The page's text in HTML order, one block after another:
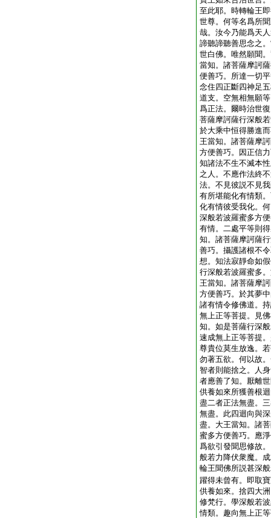
至此耶。時轉輪王
世尊。何等名爲所
哉。汝今乃能爲天
諦聽諦聽善思念之
世白佛。唯然願聞
當知。諸菩薩摩訶
便善巧。所達一切
念住四正斷四神足
道支。空無相無願
爲正法。爾時治世
菩薩摩訶薩行深般
於大乘中恒得勝進
王當知。諸菩薩摩
方便善巧。因正信
知諸法不生不滅本
之人。不應作法終
法。不見彼説不見
有所堪能化有情類
化有情彼受我化。
深般若波羅蜜多方
有情。二處平等則
知。諸菩薩摩訶薩
善巧。攝護諸根不
想。知法寂靜命如
行深般若波羅蜜多
王當知。諸菩薩摩
方便善巧。於其夢
諸有情令修佛道。
無上正等菩提。見
知。如是菩薩行深
速成無上正等菩提
尊貴位莫生放逸。
勿著五欲。何以故
智者則能捨之。人
者應善了知。厭離
供養如來所獲善根
盡二者正法無盡。
無盡。此四迴向與
盡。大王當知。諸
蜜多方便善巧。應
爲欲引發聞思修故
般若力降伏衆魔。
輪王聞佛所説甚深
躍得未曾有。即取
供養如來。捨四大
修梵行。學深般若
情類。趣向無上正